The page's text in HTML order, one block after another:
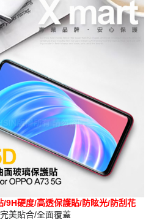
9H硬度/高透保護貼/防眩光/防刮花
美貼合/全面覆蓋